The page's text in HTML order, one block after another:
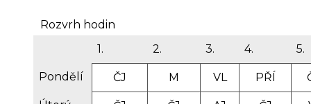
Rozvrh hodin
1.
2. 3. 4. 5.
Pondělí ČJ M VL PŘÍ